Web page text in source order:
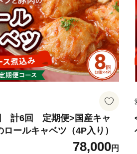
計6回 定期便>国産キャ
ールキャベツ（4P入り）
78,000円